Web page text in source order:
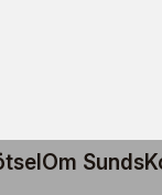
Om Sunds